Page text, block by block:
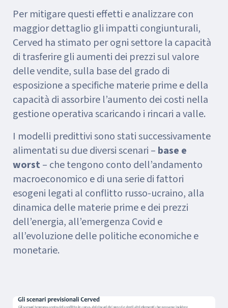
Per mitigare questi effetti e analizzare con
maggior dettaglio gli impatti congiunturali,
Cerved ha stimato per ogni settore la capacità
di trasferire gli aumenti dei prezzi sul valore
delle vendite, sulla base del grado di
esposizione a specifiche materie prime e della
capacità di assorbire l’aumento dei costi nella
gestione operativa scaricando i rincari a valle.
I modelli predittivi sono stati successivamente
alimentati su due diversi scenari – base e
worst– che tengono conto dell’andamento
macroeconomico e di una serie di fattori
esogeni legati al conflitto russo-ucraino, alla
dinamica delle materie prime e dei prezzi
dell’energia, all’emergenza Covid e
all’evoluzione delle politiche economiche e
monetarie.